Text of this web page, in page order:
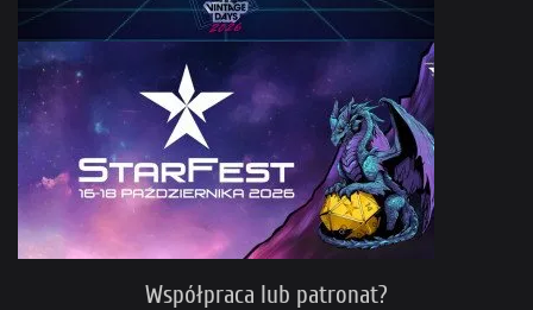
Współpraca lub patronat?